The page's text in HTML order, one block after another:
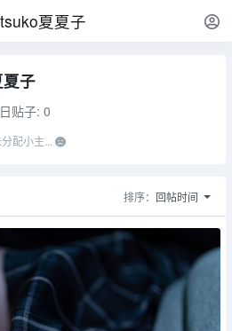
夏夏子
子
贴子: 0
配小主...
排序： 回帖时间